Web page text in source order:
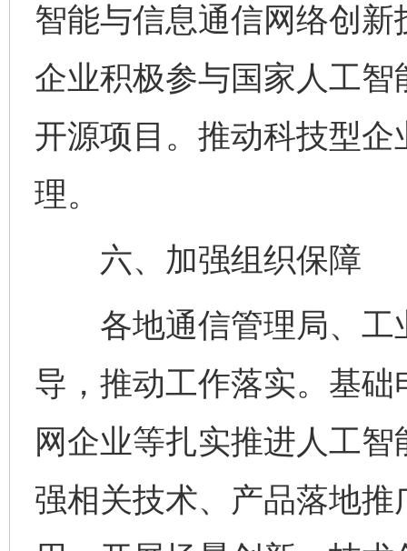
智能与信息通信网络创
企业积极参与国家人工
开源项目。推动科技型企
理。
六、加强组织保障
各地通信管理局、工
导，推动工作落实。基
网企业等扎实推进人工
强相关技术、产品落地